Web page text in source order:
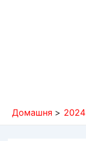
Домашня 2024